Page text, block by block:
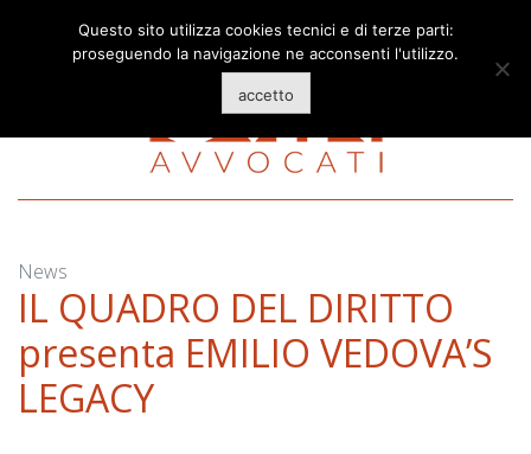
content
News
IL QUADRO DEL DIRITTO
presenta EMILIO VEDOVA’S
LEGACY
Questo sito utilizza cookies tecnici e di terze parti:
proseguendo la navigazione ne acconsenti l'utilizzo.
accetto